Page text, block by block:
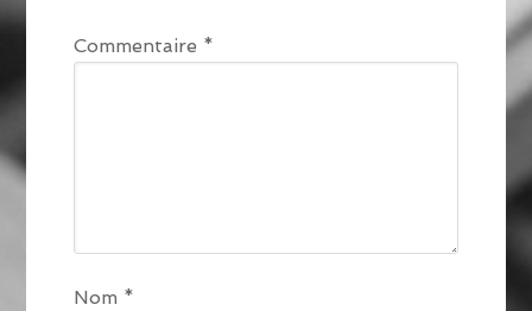
Commentaire *
Nom *